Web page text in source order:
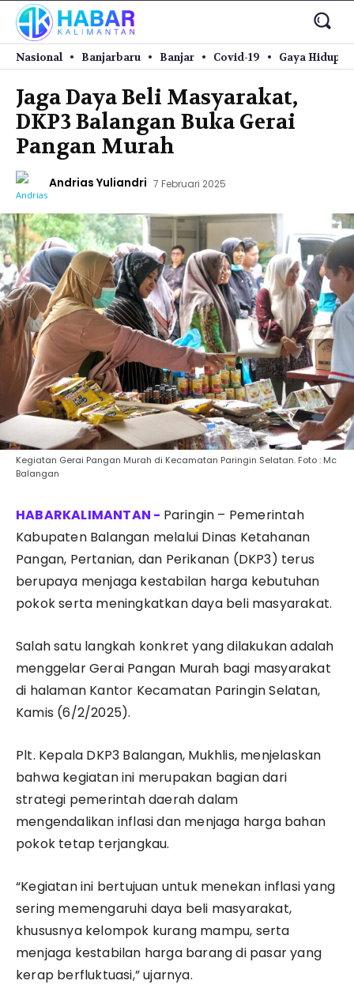
Nasional Banjarbaru Banjar Covid-19 Gaya Hidup
Jaga Daya Beli Masyarakat,
DKP3 Balangan Buka Gerai
Pangan Murah
Andrias Yuliandri 7 Februari 2025
Kegiatan Gerai Pangan Murah di Kecamatan Paringin Selatan. Foto : Mc
Balangan
Paringin – Pemerintah
Kabupaten Balangan melalui Dinas Ketahanan
Pangan, Pertanian, dan Perikanan (DKP3) terus
berupaya menjaga kestabilan harga kebutuhan
pokok serta meningkatkan daya beli masyarakat.
Salah satu langkah konkret yang dilakukan adalah
menggelar Gerai Pangan Murah bagi masyarakat
di halaman Kantor Kecamatan Paringin Selatan,
Kamis (6/2/2025).
Plt. Kepala DKP3 Balangan, Mukhlis, menjelaskan
bahwa kegiatan ini merupakan bagian dari
strategi pemerintah daerah dalam
mengendalikan inflasi dan menjaga harga bahan
pokok tetap terjangkau.
“Kegiatan ini bertujuan untuk menekan inflasi yang
sering memengaruhi daya beli masyarakat,
khususnya kelompok kurang mampu, serta
menjaga kestabilan harga barang di pasar yang
kerap berfluktuasi,” ujarnya.